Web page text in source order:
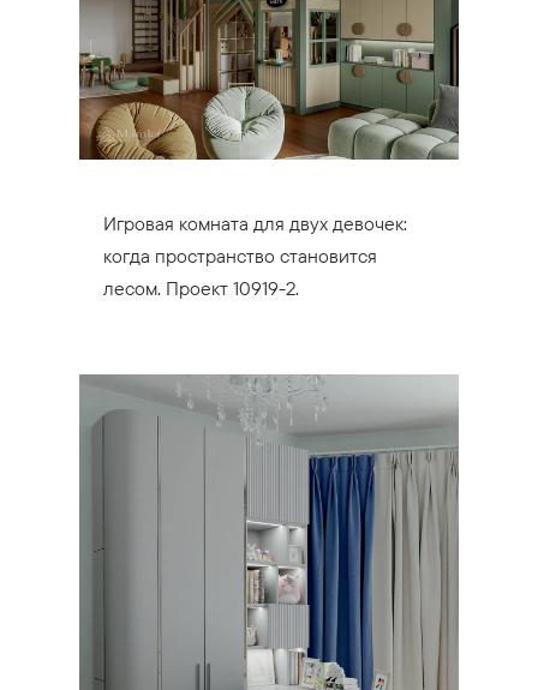
Игровая комната для двух девочек:
когда пространство становится
лесом. Проект 10919-2.